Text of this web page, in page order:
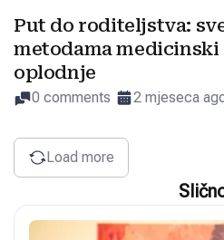
Put do roditeljstva:
metodama
oplodnje
0 comments 2 mjeseca
Load more